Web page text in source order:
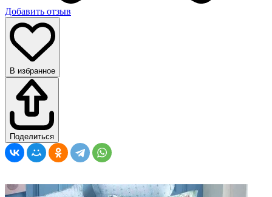
Добавить отзыв
В избранное
Поделиться